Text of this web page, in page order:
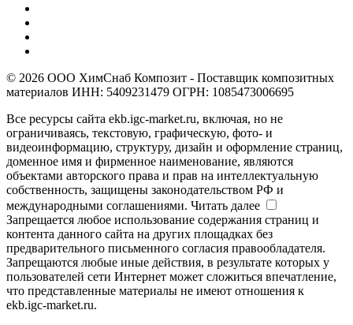
© 2026 ООО ХимСнаб Композит - Поставщик композитных
материалов ИНН: 5409231479 ОГРН: 1085473006695
Все ресурсы сайта ekb.igc-market.ru, включая, но не
ограничиваясь, текстовую, графическую, фото- и
видеоинформацию, структуру, дизайн и оформление страниц,
доменное имя и фирменное наименование, являются
объектами авторского права и прав на интеллектуальную
собственность, защищены законодательством РФ и
международными соглашениями. Читать далее
Запрещается любое использование содержания страниц и
контента данного сайта на других площадках без
предварительного письменного согласия правообладателя.
Запрещаются любые иные действия, в результате которых у
пользователей сети Интернет может сложиться впечатление,
что представленные материалы не имеют отношения к
ekb.igc-market.ru.